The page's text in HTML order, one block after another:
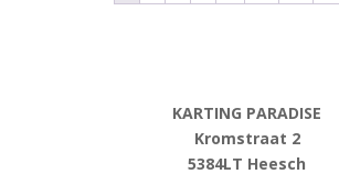
KARTING PARADISE
Kromstraat 2
5384LT Heesch